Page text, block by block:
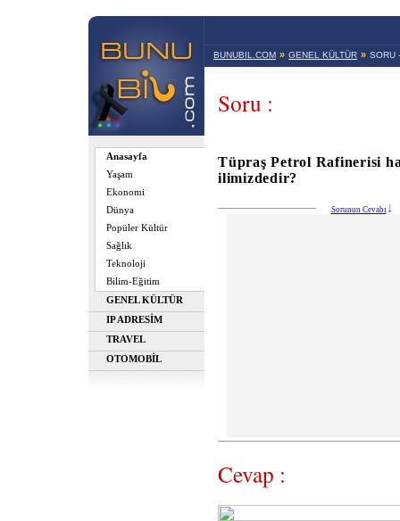
Anasayfa
Yaşam
Ekonomi
Dünya
Popüler Kültür
Sağlık
Teknoloji
Bilim-Eğitim
GENEL KÜLTÜR
IP ADRESİM
TRAVEL
OTOMOBİL
BUNUBIL.COM » GENEL KÜLTÜR » SORU
Soru :
Tüpraş Petrol Rafinerisi
ilimizdedir?
Sorunun Cevabı
Cevap :